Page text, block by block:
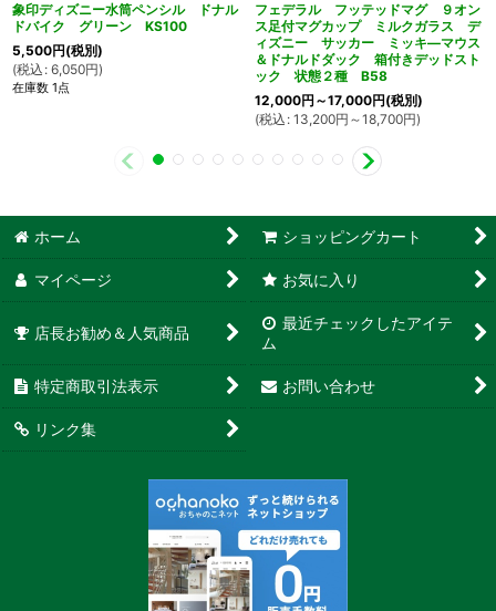
象印ディズニー水筒ペンシル ドナル
ドバイク グリーン KS100
5,500円(税別)
(税込 : 6,050円)
在庫数 1点
フェデラル フッテッドマグ ９オン
ス足付マグカップ ミルクガラス デ
ィズニー サッカー ミッキ―マウス
＆ドナルドダック 箱付きデッドスト
ック 状態２種 B58
12,000円 ～17,000円(税別)
(税込 : 13,200円 ～18,700円)
ホーム ショッピングカート
マイページ お気に入り
店長お勧め＆人気商品
最近チェックしたアイテ
ム
特定商取引法表示 お問い合わせ
リンク集